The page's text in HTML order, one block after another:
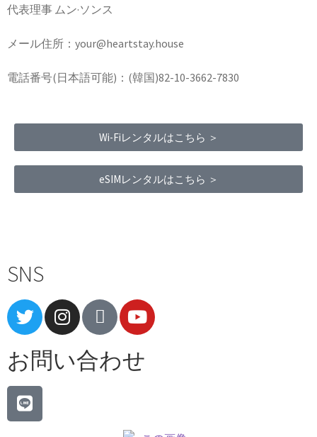
代表理事 ムン·ソンス
メール住所：your@heartstay.house
電話番号(日本語可能)：(韓国)82-10-3662-7830
Wi-Fiレンタルはこちら ＞
eSIMレンタルはこちら ＞
SNS
お問い合わせ